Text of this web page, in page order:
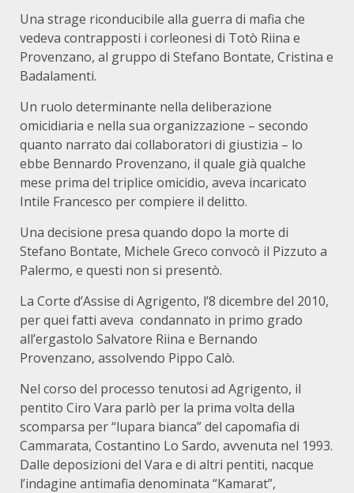
Una strage riconducibile alla guerra di mafia che
vedeva contrapposti i corleonesi di Totò Riina e
Provenzano, al gruppo di Stefano Bontate, Cristina e
Badalamenti.
Un ruolo determinante nella deliberazione
omicidiaria e nella sua organizzazione – secondo
quanto narrato dai collaboratori di giustizia – lo
ebbe Bennardo Provenzano, il quale già qualche
mese prima del triplice omicidio, aveva incaricato
Intile Francesco per compiere il delitto.
Una decisione presa quando dopo la morte di
Stefano Bontate, Michele Greco convocò il Pizzuto a
Palermo, e questi non si presentò.
La Corte d’Assise di Agrigento, l’8 dicembre del 2010,
per quei fatti aveva condannato in primo grado
all’ergastolo Salvatore Riina e Bernando
Provenzano, assolvendo Pippo Calò.
Nel corso del processo tenutosi ad Agrigento, il
pentito Ciro Vara parlò per la prima volta della
scomparsa per “lupara bianca” del capomafia di
Cammarata, Costantino Lo Sardo, avvenuta nel 1993.
Dalle deposizioni del Vara e di altri pentiti, nacque
l’indagine antimafia denominata “Kamarat”,